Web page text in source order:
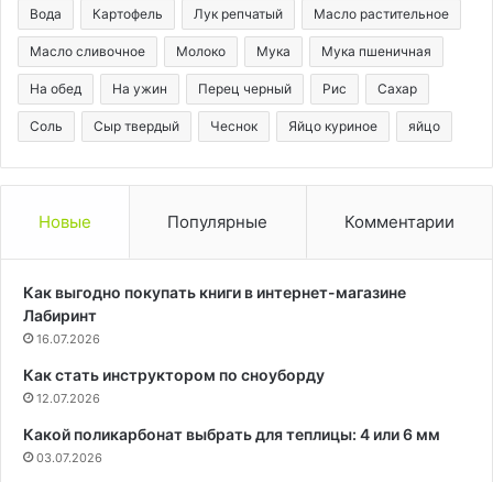
Вода Картофель Лук репчатый Масло растительное
Масло сливочное Молоко Мука Мука пшеничная
На обед На ужин Перец черный Рис Сахар
Соль Сыр твердый Чеснок Яйцо куриное яйцо
Новые Популярные Комментарии
Как выгодно покупать книги в интернет-магазине
Лабиринт
16.07.2026
Как стать инструктором по сноуборду
12.07.2026
Какой поликарбонат выбрать для теплицы: 4 или 6 мм
03.07.2026